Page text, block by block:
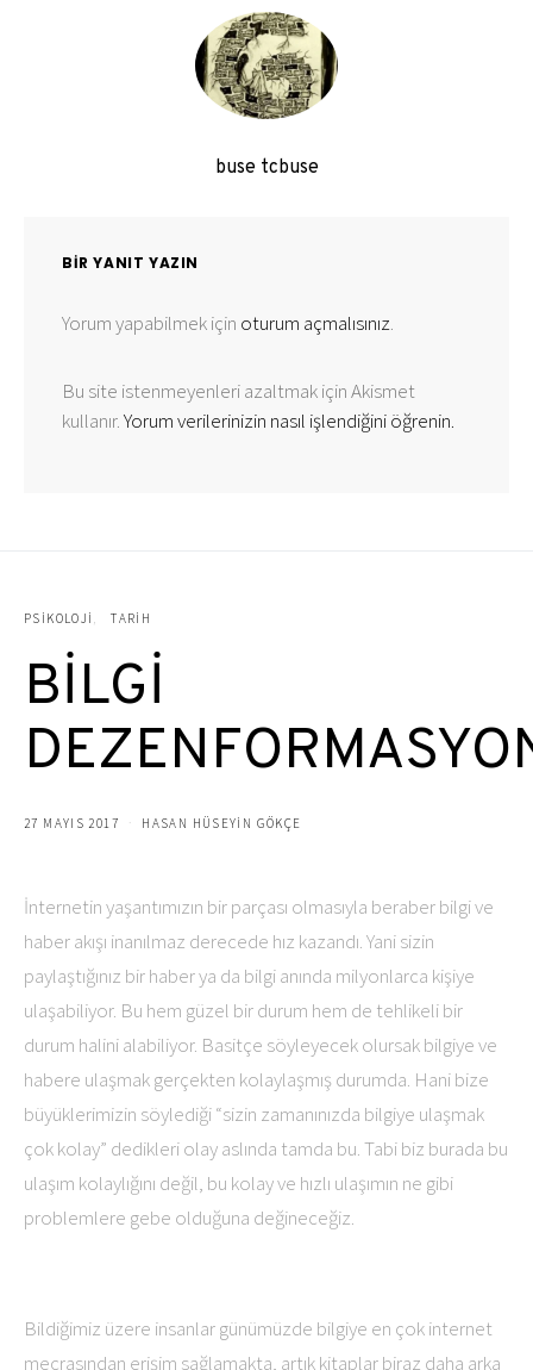
buse tcbuse
BIR YANIT YAZIN
Yorum yapabilmek için oturum açmalısınız.
Bu site istenmeyenleri azaltmak için Akismet
kullanır.Yorum verilerinizin nasıl işlendiğini öğrenin.
PSIKOLOJI TARIH
BİLGİ
27 MAYIS 2017 HASAN HÜSEYIN GÖKÇE
İnternetin yaşantımızın bir parçası olmasıyla beraber bilgi ve
haber akışı inanılmaz derecede hız kazandı. Yani sizin
paylaştığınız bir haber ya da bilgi anında milyonlarca kişiye
ulaşabiliyor. Bu hem güzel bir durum hem de tehlikeli bir
durum halini alabiliyor. Basitçe söyleyecek olursak bilgiye ve
habere ulaşmak gerçekten kolaylaşmış durumda. Hani bize
büyüklerimizin söylediği “sizin zamanınızda bilgiye ulaşmak
çok kolay” dedikleri olay aslında tamda bu. Tabi biz burada bu
ulaşım kolaylığını değil, bu kolay ve hızlı ulaşımın ne gibi
problemlere gebe olduğuna değineceğiz.
Bildiğimiz üzere insanlar günümüzde bilgiye en çok internet
mecrasından erişim sağlamakta, artık kitaplar biraz daha arka